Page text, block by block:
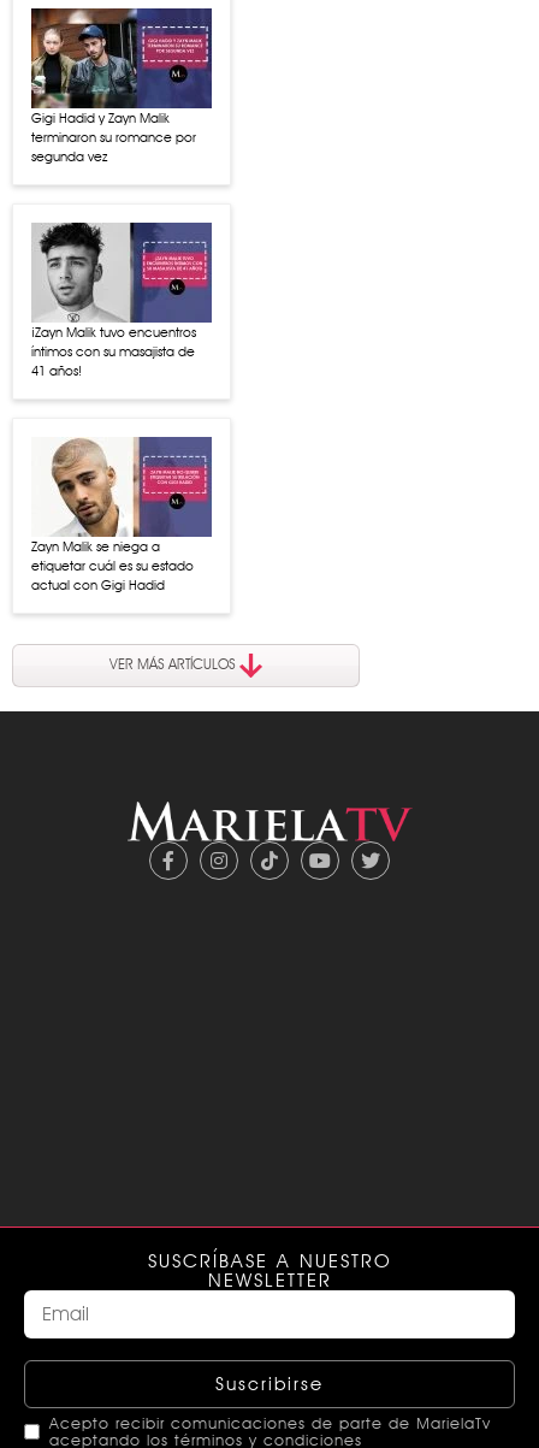
Gigi Hadid y Zayn Malik
terminaron su romance por
segunda vez
¡Zayn Malik tuvo encuentros
íntimos con su masajista de
41 años!
Zayn Malik se niega a
etiquetar cuál es su estado
actual con Gigi Hadid
VER MÁS ARTÍCULOS
SUSCRÍBASE A NUESTRO
NEWSLETTER
Suscribirse
Acepto recibir comunicaciones de parte de MarielaTv
aceptando los términos y condiciones